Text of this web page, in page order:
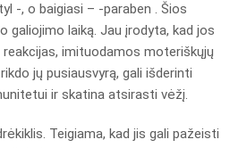
-, o baigiasi – -paraben . Šios
galiojimo laiką. Jau įrodyta, kad jos
imituodamos moteriškųjų
jų pusiausvyrą, gali išderinti
ir skatina atsirasti vėžį.
Teigiama, kad jis gali pažeisti